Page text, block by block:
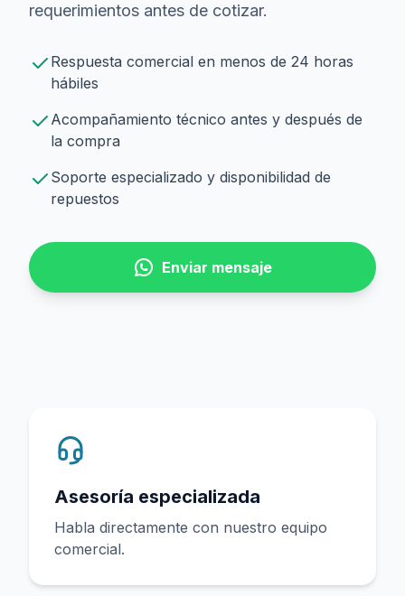
requerimientos antes de cotizar.
Respuesta comercial en menos de 24 horas
hábiles
Acompañamiento técnico antes y después de
la compra
Soporte especializado y disponibilidad de
repuestos
Enviar mensaje
Asesoría especializada
Habla directamente con nuestro equipo
comercial.